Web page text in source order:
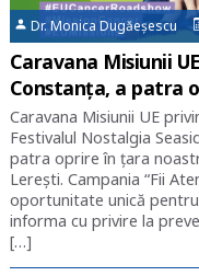
Dr. Monica Dugăeșescu
Caravana Misiunii
Constanţa, a patra
Caravana Misiunii UE
Festivalul Nostalgia
patra oprire în ţara
Lereşti. Campania “Fii
oportunitate unică
informa cu privire la
[…]